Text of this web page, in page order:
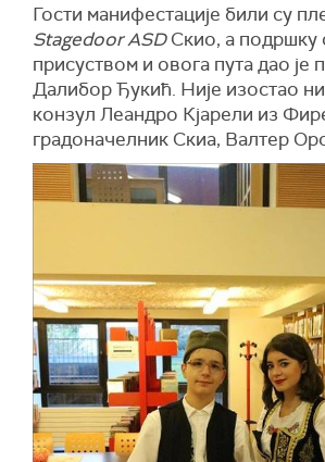
Гости манифестације били су
Stagedoor ASDСкио, а подршку
присуством и овога пута дао је
Далибор Ђукић. Није изостао
конзул Леандро Кјарели из
градоначелник Скиа, Валтер